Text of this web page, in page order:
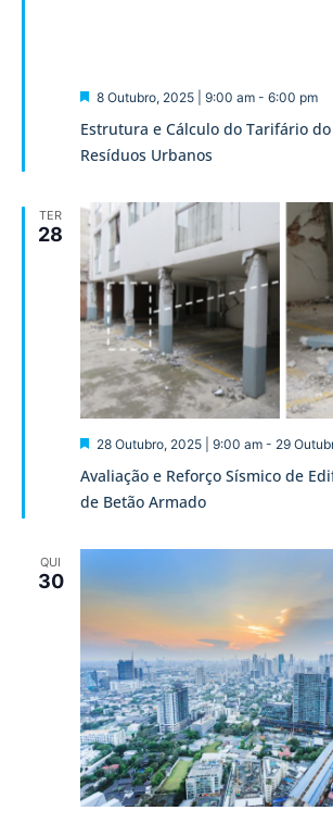
Estrutura e Cálculo do Tarifário
Resíduos Urbanos
Destaque
8 Outubro, 2025 | 9:00 am- 6:00 pm
TER
28
Avaliação e Reforço Sísmico de
de Betão Armado
Destaque
28 Outubro, 2025 | 9:00 am- 29
QUI
30